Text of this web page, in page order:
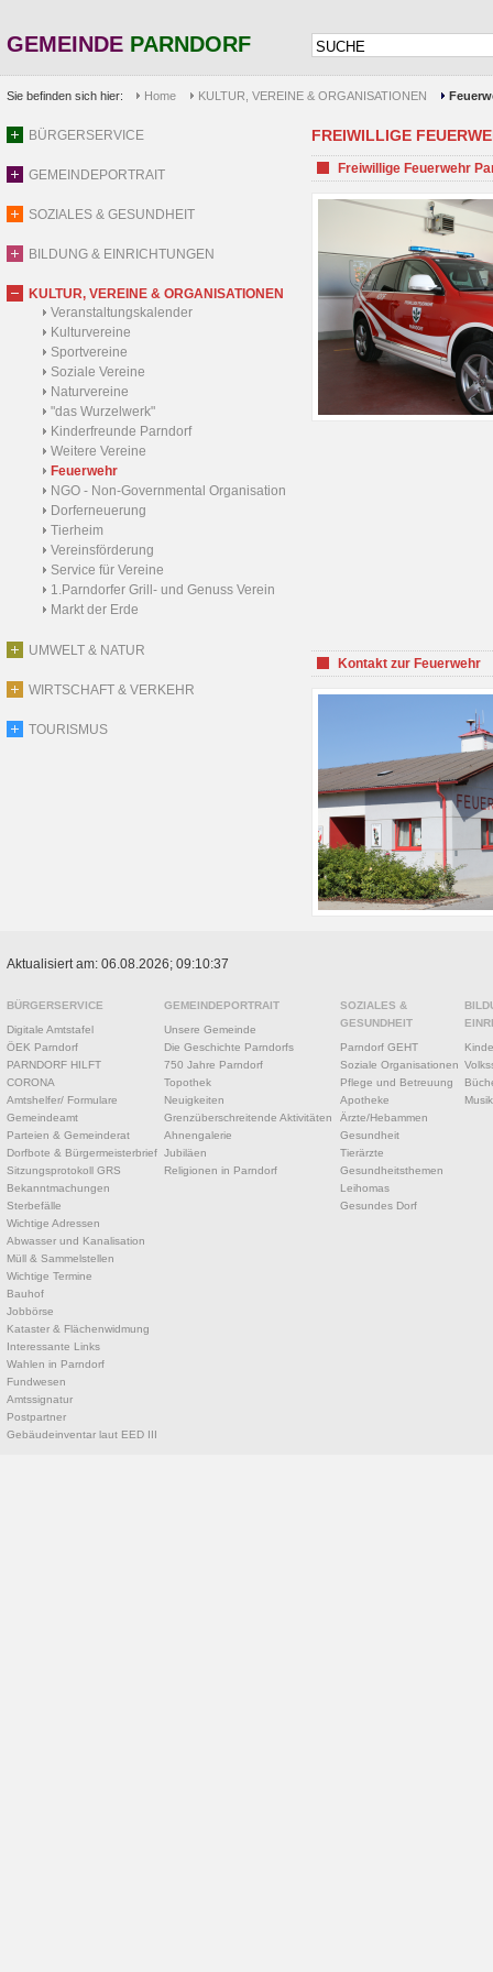
GEMEINDE PARNDORF
Sie befinden sich hier: Home KULTUR, VEREINE & ORGANISATIONEN
BÜRGERSERVICE
GEMEINDEPORTRAIT
SOZIALES & GESUNDHEIT
BILDUNG & EINRICHTUNGEN
KULTUR, VEREINE & ORGANISATIONEN
Veranstaltungskalender
Kulturvereine
Sportvereine
Soziale Vereine
Naturvereine
"das Wurzelwerk"
Kinderfreunde Parndorf
Weitere Vereine
Feuerwehr
NGO - Non-Governmental Organisation
Dorferneuerung
Tierheim
Vereinsförderung
Service für Vereine
1.Parndorfer Grill- und Genuss Verein
Markt der Erde
UMWELT & NATUR
WIRTSCHAFT & VERKEHR
TOURISMUS
FREIWILLIGE
Freiwillige Feuerwehr
Kontakt zur Feuerwehr
Aktualisiert am: 06.08.2026; 09:10:37
BÜRGERSERVICE
Digitale Amtstafel
ÖEK Parndorf
PARNDORF HILFT
CORONA
Amtshelfer/ Formulare
Gemeindeamt
Parteien & Gemeinderat
Dorfbote & Bürgermeisterbrief
Sitzungsprotokoll GRS
Bekanntmachungen
Sterbefälle
Wichtige Adressen
Abwasser und Kanalisation
Müll & Sammelstellen
Wichtige Termine
Bauhof
Jobbörse
Kataster & Flächenwidmung
Interessante Links
Wahlen in Parndorf
Fundwesen
Amtssignatur
Postpartner
Gebäudeinventar laut EED III
GEMEINDEPORTRAIT
Unsere Gemeinde
Die Geschichte Parndorfs
750 Jahre Parndorf
Topothek
Neuigkeiten
Grenzüberschreitende Aktivitäten
Ahnengalerie
Jubiläen
Religionen in Parndorf
SOZIALES &
GESUNDHEIT
Parndorf GEHT
Soziale Organisationen
Pflege und Betreuung
Apotheke
Ärzte/Hebammen
Gesundheit
Tierärzte
Gesundheitsthemen
Leihomas
Gesundes Dorf